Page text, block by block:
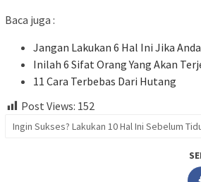
Baca juga :
Jangan Lakukan 6 Hal Ini Jika
Inilah 6 Sifat Orang Yang Akan
11 Cara Terbebas Dari Hutang
Post Views: 152
Ingin Sukses? Lakukan 10 Hal Ini Sebelum